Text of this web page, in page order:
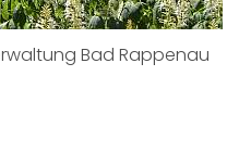
Bad Rappenau